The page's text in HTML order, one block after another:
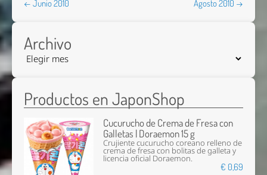
← Junio 2010 Agosto 2010 →
Archivo
Productos en JaponShop
Cucurucho de Crema de Fresa con
Galletas | Doraemon 15 g
Crujiente cucurucho coreano relleno de
crema de fresa con bolitas de galleta y
licencia oficial Doraemon.
€ 0,69